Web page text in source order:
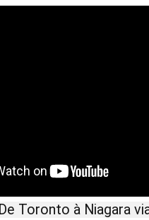
Toronto à Niagara